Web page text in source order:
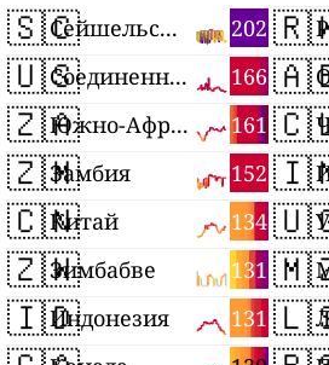
🇸🇨 202
Сейшельские Острова
🇺🇸 166
Соединенные Штаты
🇿🇦 161
Южно-Африканская Республика
🇿🇲 152
Замбия
🇨🇳 134
Китай
🇿🇼 131
Зимбабве
🇮🇩 131
Индонезия